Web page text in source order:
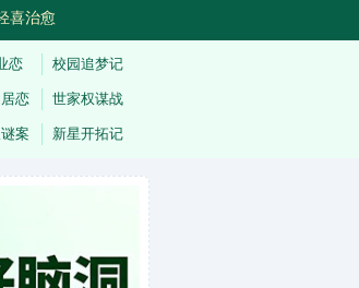
喜治愈
恋 校园追梦记
恋 世家权谋战
案 新星开拓记